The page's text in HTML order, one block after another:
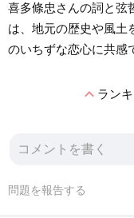
喜多條忠さんの詞と弦
は、地元の歴史や風土
のいちずな恋心に共感
expand_lessラン
問題を報告する